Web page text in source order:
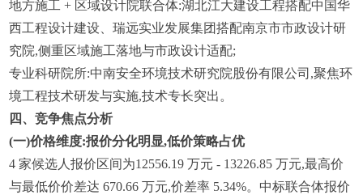
地方施工 + 区域设计院联合体:湖北江大建设工程搭配中国华
西工程设计建设、瑞远实业发展集团搭配南京市市政设计研
究院,侧重区域施工落地与市政设计适配;
专业科研院所:中南安全环境技术研究院股份有限公司,聚焦环
境工程技术研发与实施,技术专长突出。
四、竞争焦点分析
(一)价格维度:报价分化明显,低价策略占优
4 家候选人报价区间为12556.19 万元 - 13226.85 万元,最高价
与最低价价差达 670.66 万元,价差率 5.34%。中标联合体报价